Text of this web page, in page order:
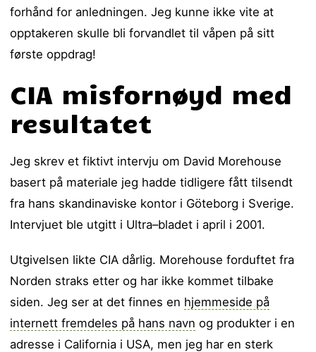
forhånd for anledningen. Jeg kunne ikke vite at
opptakeren skulle bli forvandlet til våpen på sitt
første oppdrag!
CIA misfornøyd med
resultatet
Jeg skrev et fiktivt intervju om David Morehouse
basert på materiale jeg hadde tidligere fått tilsendt
fra hans skandinaviske kontor i Göteborg i Sverige.
Intervjuet ble utgitt i Ultra–bladet i april i 2001.
Utgivelsen likte CIA dårlig. Morehouse forduftet fra
Norden straks etter og har ikke kommet tilbake
siden. Jeg ser at det finnes en hjemmeside på
internett fremdeles på hans navn og produkter i en
adresse i California i USA, men jeg har en sterk